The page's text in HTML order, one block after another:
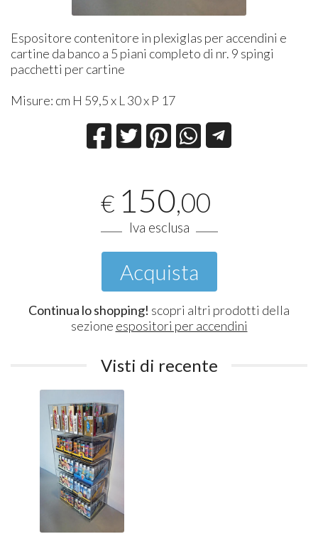
Espositore contenitore in plexiglas per accendini e
cartine da banco a 5 piani completo di nr. 9 spingi
pacchetti per cartine
Misure: cm H 59,5 x L 30 x P 17
€ 150,00
Iva esclusa
Acquista
Continua lo shopping! scopri altri prodotti della
sezione espositori per accendini
Visti di recente